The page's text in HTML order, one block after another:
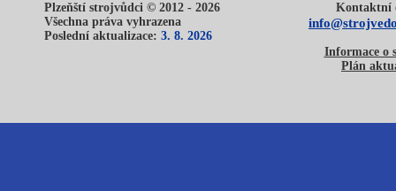
Plzeňští strojvůdci © 2012 - 2026
Všechna práva vyhrazena
Poslední aktualizace: 3. 8. 2026
Kontaktní
Informace o
Plán